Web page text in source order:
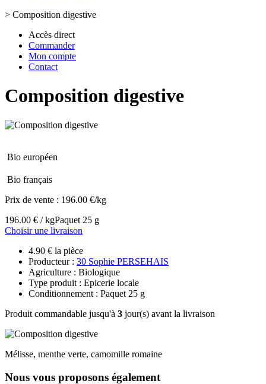
> Composition digestive
Accès direct
Commander
Mon compte
Contact
Composition digestive
Bio européen
Bio français
Prix de vente : 196.00 €/kg
196.00 € / kgPaquet 25 g
Choisir une livraison
4.90 € la pièce
Producteur : 30 Sophie PERSEHAIS
Agriculture : Biologique
Type produit : Epicerie locale
Conditionnement : Paquet 25 g
Produit commandable jusqu'à 3 jour(s) avant la livraison
Mélisse, menthe verte, camomille romaine
Nous vous proposons également